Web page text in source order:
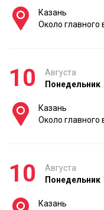
Казань
Около главного
10
Августа
Понедельник
Казань
Около главного
10
Августа
Понедельник
Казань